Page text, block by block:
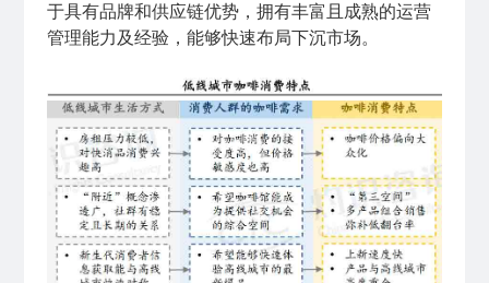
于具有品牌和供应链优势，拥有丰富且成熟的运营
管理能力及经验，能够快速布局下沉市场。